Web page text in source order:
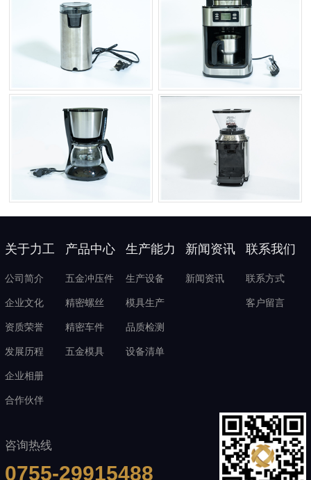
关于力工
公司简介
企业文化
资质荣誉
发展历程
企业相册
合作伙伴
产品中心
五金冲压件
精密螺丝
精密车件
五金模具
生产能力
生产设备
模具生产
品质检测
设备清单
新闻资讯
新闻资讯
联系我们
联系方式
客户留言
咨询热线
0755-29915488